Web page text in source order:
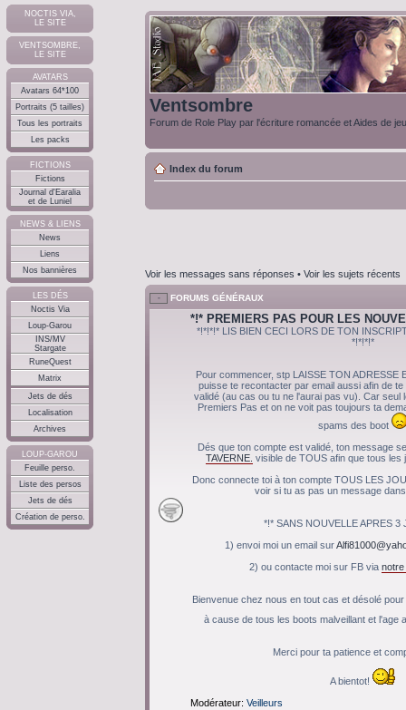
NOCTIS VIA,
LE SITE
VENTSOMBRE,
LE SITE
AVATARS
Avatars 64*100
Portraits (5 tailles)
Tous les portraits
Les packs
FICTIONS
Fictions
Journal d'Earalia
et de Luniel
NEWS & LIENS
News
Liens
Nos bannières
LES DÉS
Noctis Via
Loup-Garou
INS/MV
Stargate
RuneQuest
Matrix
Jets de dés
Localisation
Archives
LOUP-GAROU
Feuille perso.
Liste des persos
Jets de dés
Création de perso.
Ventsombre
Forum de Role Play par l'écriture romancée et Aides de
Index du forum
Voir les messages sans réponses • Voir les sujets récents
FORUMS GÉNÉRAUX
*!* PREMIERS PAS POUR LES
*!*!*!* LIS BIEN CECI LORS DE TON
*!*!*!*
Pour commencer, stp LAISSE TON ADRESSE
puisse te recontacter par email aussi afin de
validé (au cas ou tu ne l'aurai pas vu). Car seul
Premiers Pas et on ne voit pas toujours ta
spams des boot
Dés que ton compte est validé, ton message
TAVERNE. visible de TOUS afin que tous les
Donc connecte toi à ton compte TOUS LES
voir si tu as pas un message
*!* SANS NOUVELLE APRES 3
1) envoi moi un email sur
2) ou contacte moi sur FB via notre
Bienvenue chez nous en tout cas et désolé
à cause de tous les boots malveillant et l'age
Merci pour ta patience et
A bientot!
Modérateur: Veilleurs